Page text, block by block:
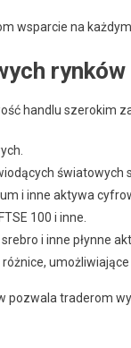
wsparcie na
handlu szerokim
światowych
i inne aktywa
100 i inne.
i inne płynne
pozwala traderom